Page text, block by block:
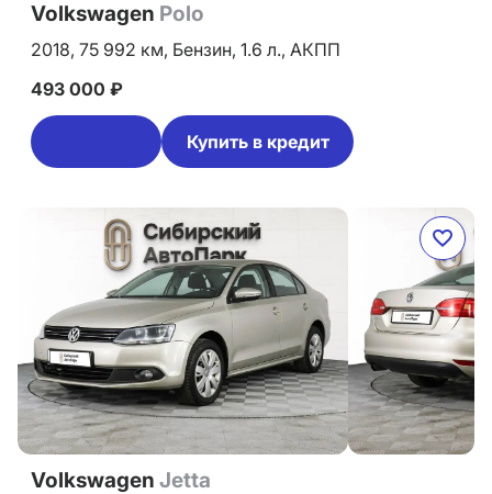
Volkswagen Polo
2018, 75 992 км, Бензин, 1.6 л., АКПП
493 000 ₽
Купить в кредит
Volkswagen Jetta